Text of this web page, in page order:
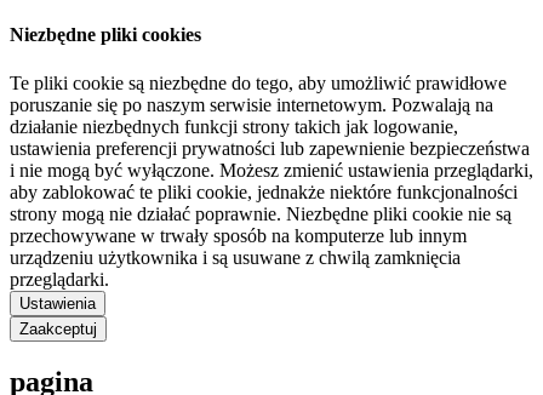
Niezbędne pliki cookies
Te pliki cookie są niezbędne do tego, aby umożliwić prawidłowe
poruszanie się po naszym serwisie internetowym. Pozwalają na
działanie niezbędnych funkcji strony takich jak logowanie,
ustawienia preferencji prywatności lub zapewnienie bezpieczeństwa
i nie mogą być wyłączone. Możesz zmienić ustawienia przeglądarki,
aby zablokować te pliki cookie, jednakże niektóre funkcjonalności
strony mogą nie działać poprawnie. Niezbędne pliki cookie nie są
przechowywane w trwały sposób na komputerze lub innym
urządzeniu użytkownika i są usuwane z chwilą zamknięcia
przeglądarki.
Ustawienia
Zaakceptuj
pagina